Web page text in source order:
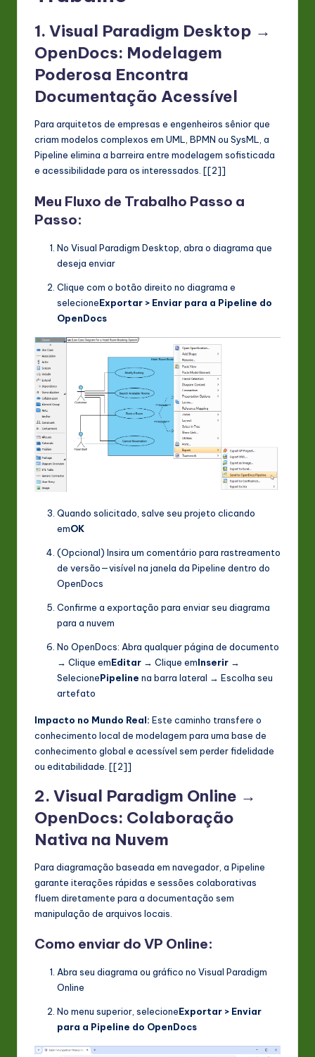
1. Visual Paradigm Desktop →
OpenDocs: Modelagem
Poderosa Encontra
Documentação Acessível
Para arquitetos de empresas e engenheiros sênior que
criam modelos complexos em UML, BPMN ou SysML, a
Pipeline elimina a barreira entre modelagem sofisticada
e acessibilidade para os interessados. [[2]]
Meu Fluxo de Trabalho Passo a
Passo:
No Visual Paradigm Desktop, abra o diagrama que
deseja enviar
Clique com o botão direito no diagrama e
selecioneExportar > Enviar para a Pipeline do
OpenDocs
Quando solicitado, salve seu projeto clicando
emOK
(Opcional) Insira um comentário para rastreamento
de versão—visível na janela da Pipeline dentro do
OpenDocs
Confirme a exportação para enviar seu diagrama
para a nuvem
No OpenDocs: Abra qualquer página de documento
→ Clique emEditar → Clique emInserir →
SelecionePipeline na barra lateral → Escolha seu
artefato
Impacto no Mundo Real: Este caminho transfere o
conhecimento local de modelagem para uma base de
conhecimento global e acessível sem perder fidelidade
ou editabilidade. [[2]]
2. Visual Paradigm Online →
OpenDocs: Colaboração
Nativa na Nuvem
Para diagramação baseada em navegador, a Pipeline
garante iterações rápidas e sessões colaborativas
fluem diretamente para a documentação sem
manipulação de arquivos locais.
Como enviar do VP Online:
Abra seu diagrama ou gráfico no Visual Paradigm
Online
No menu superior, selecioneExportar > Enviar
para a Pipeline do OpenDocs